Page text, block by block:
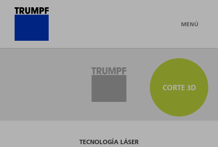
MENÚ
CORTE 3D
TECNOLOGÍA LÁSER